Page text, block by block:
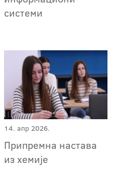
системи
14. апр 2026.
Припремна настава
из хемије